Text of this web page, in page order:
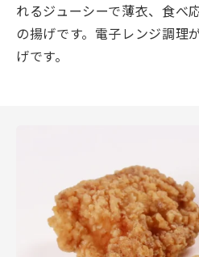
れるジューシーで薄衣、食べ
の揚げです。電子レンジ調理
げです。